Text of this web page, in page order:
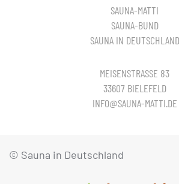
SAUNA-MATTI
SAUNA-BUND
SAUNA IN DEUTSCHLAND
MEISENSTRASSE 83
33607 BIELEFELD
INFO@SAUNA-MATTI.DE
© Sauna in Deutschland